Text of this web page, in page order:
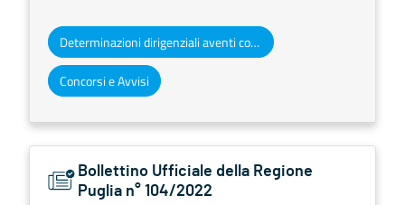
Determinazioni dirigenziali aventi contenuto di interesse generale
Concorsi e Avvisi
Bollettino Ufficiale della Regione
Puglia n° 104/2022